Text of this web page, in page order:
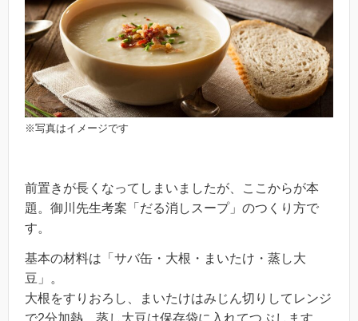
※写真はイメージです
前置きが長くなってしまいましたが、ここからが本
題。 御川先生考案「だる消しスープ」のつくり方で
す。
基本の材料は「サバ缶・大根・まいたけ・蒸し大
豆」。
大根をすりおろし、まいたけはみじん切りしてレンジ
で2分加熱。蒸し大豆は保存袋に入れてつぶします。